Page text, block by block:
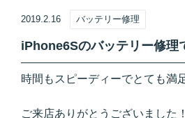
2019.2.16 バッテリー修理
iPhone6Sのバッテリー修理
時間もスピーディーでとても満
ご来店ありがとうございました！